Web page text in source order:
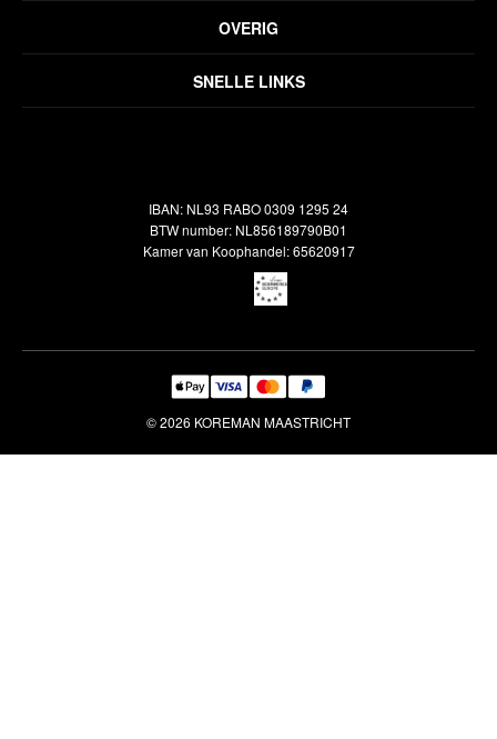
SNELLE LINKS
OVERIG
Veelgestelde vragen
Verzendbeleid
IBAN: NL93 RABO 0309 1295 24
BTW number: NL856189790B01
Kamer van Koophandel: 65620917
© 2026 KOREMAN MAASTRICHT